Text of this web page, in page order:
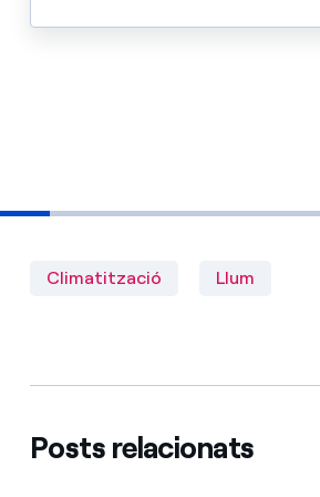
Climatització Llum
Posts relacionats